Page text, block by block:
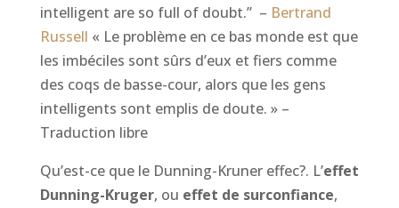
intelligent are so full of doubt.” – Bertrand
Russell « Le problème en ce bas monde est que
les imbéciles sont sûrs d’eux et fiers comme
des coqs de basse-cour, alors que les gens
intelligents sont emplis de doute. » –
Traduction libre
Qu’est-ce que le Dunning-Kruner effec?. L’effet
Dunning-Kruger, ou effet de surconfiance,